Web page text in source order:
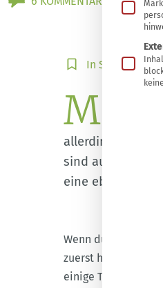
In
speichern
In Sammlung
M
it der
allerdings
sind auch gar
eine ebenso
Wenn du Flecken
zuerst heraus, ob
einige Tropfen